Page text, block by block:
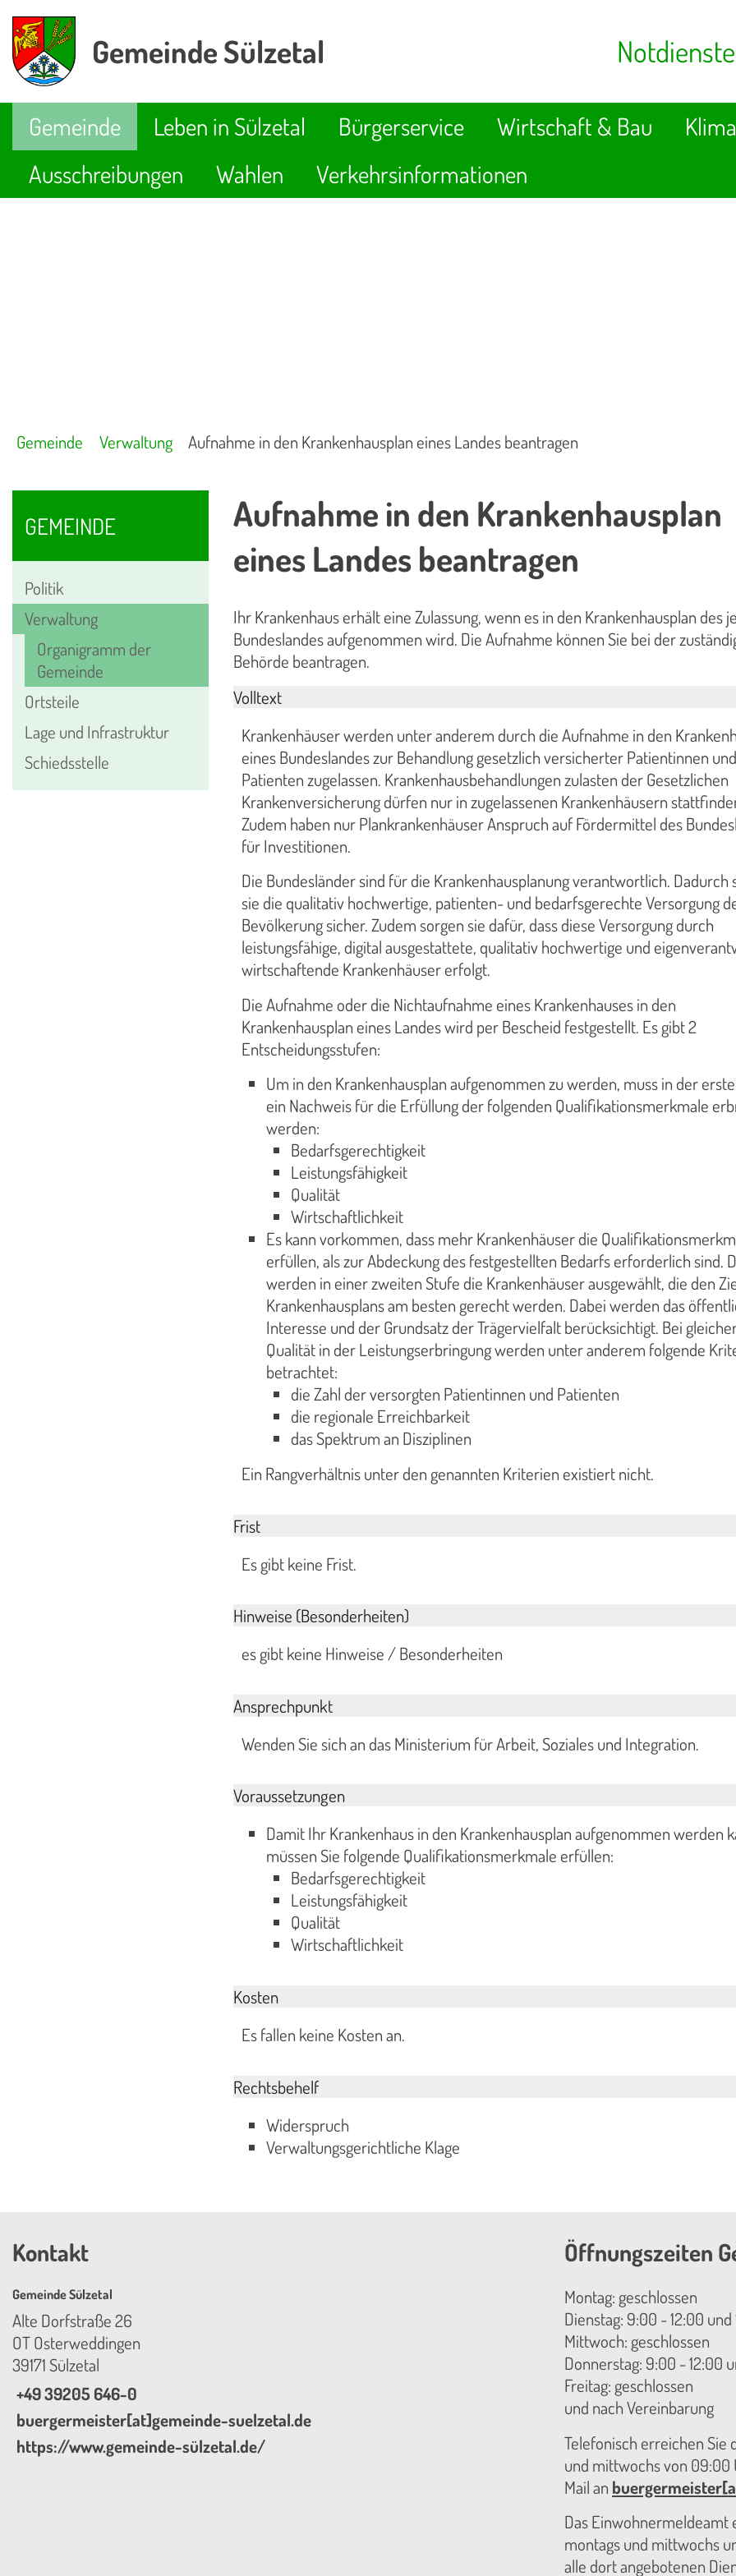
Gemeinde Sülzetal Notdienste
Gemeinde Leben in Sülzetal Bürgerservice Wirtschaft & Bau
Ausschreibungen
Wahlen Verkehrsinformationen
Gemeinde Verwaltung Aufnahme in den Krankenhausplan eines Landes beantragen
GEMEINDE
Politik
Verwaltung
Organigramm der
Gemeinde
Ortsteile
Lage und Infrastruktur
Schiedsstelle
Aufnahme in den Krankenhausplan
eines Landes beantragen
Ihr Krankenhaus erhält eine Zulassung, wenn es in den Krankenhausplan des
Bundeslandes aufgenommen wird. Die Aufnahme können Sie bei der
Behörde beantragen.
Volltext
Krankenhäuser werden unter anderem durch die Aufnahme in den
eines Bundeslandes zur Behandlung gesetzlich versicherter Patientinnen und
Patienten zugelassen. Krankenhausbehandlungen zulasten der Gesetzlichen
Krankenversicherung dürfen nur in zugelassenen Krankenhäusern
Zudem haben nur Plankrankenhäuser Anspruch auf Fördermittel des
für Investitionen.
Die Bundesländer sind für die Krankenhausplanung verantwortlich. Dadurch
sie die qualitativ hochwertige, patienten- und bedarfsgerechte Versorgung
Bevölkerung sicher. Zudem sorgen sie dafür, dass diese Versorgung durch
leistungsfähige, digital ausgestattete, qualitativ hochwertige und
wirtschaftende Krankenhäuser erfolgt.
Die Aufnahme oder die Nichtaufnahme eines Krankenhauses in den
Krankenhausplan eines Landes wird per Bescheid festgestellt. Es gibt 2
Entscheidungsstufen:
Um in den Krankenhausplan aufgenommen zu werden, muss in der
ein Nachweis für die Erfüllung der folgenden Qualifikationsmerkmale
werden:
Bedarfsgerechtigkeit
Leistungsfähigkeit
Qualität
Wirtschaftlichkeit
Es kann vorkommen, dass mehr Krankenhäuser die
erfüllen, als zur Abdeckung des festgestellten Bedarfs erforderlich sind.
werden in einer zweiten Stufe die Krankenhäuser ausgewählt, die den
Krankenhausplans am besten gerecht werden. Dabei werden das
Interesse und der Grundsatz der Trägervielfalt berücksichtigt. Bei
Qualität in der Leistungserbringung werden unter anderem folgende
betrachtet:
die Zahl der versorgten Patientinnen und Patienten
die regionale Erreichbarkeit
das Spektrum an Disziplinen
Ein Rangverhältnis unter den genannten Kriterien existiert nicht.
Frist
Es gibt keine Frist.
Hinweise (Besonderheiten)
es gibt keine Hinweise / Besonderheiten
Ansprechpunkt
Wenden Sie sich an das Ministerium für Arbeit, Soziales und Integration.
Voraussetzungen
Damit Ihr Krankenhaus in den Krankenhausplan aufgenommen werden
müssen Sie folgende Qualifikationsmerkmale erfüllen:
Bedarfsgerechtigkeit
Leistungsfähigkeit
Qualität
Wirtschaftlichkeit
Kosten
Es fallen keine Kosten an.
Rechtsbehelf
Widerspruch
Verwaltungsgerichtliche Klage
Kontakt
Gemeinde Sülzetal
Alte Dorfstraße 26
OT Osterweddingen
39171 Sülzetal
+49 39205 646-0
buergermeister[at]gemeinde-suelzetal.de
https://www.gemeinde-sülzetal.de/
Öffnungszeiten
Montag: geschlossen
Dienstag: 9:00 - 12:00
Mittwoch: geschlossen
Donnerstag: 9:00 - 12:00
Freitag: geschlossen
und nach Vereinbarung
Telefonisch erreichen Sie
und mittwochs von 09:00
Mail an
Das Einwohnermeldeamt
montags und mittwochs
alle dort angebotenen